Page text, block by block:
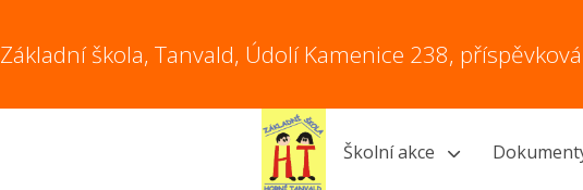
Základní škola, Tanvald, Údolí Kamenice 238,
Školní akce